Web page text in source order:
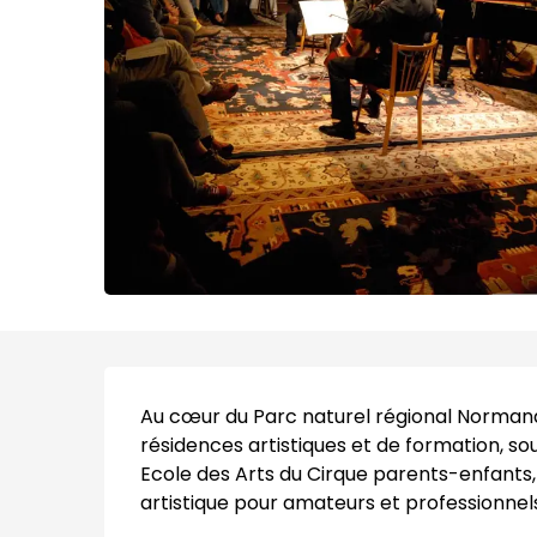
Description
Au cœur du Parc naturel régional
résidences artistiques et de formation,
Ecole des Arts du Cirque parents-
artistique pour amateurs et